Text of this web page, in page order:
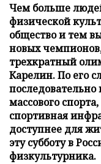
Чем больше
физической
общество и тем
новых
трехкратный
Карелин. По его
массового
спортивная
доступнее для
эту субботу в
физкультурника.